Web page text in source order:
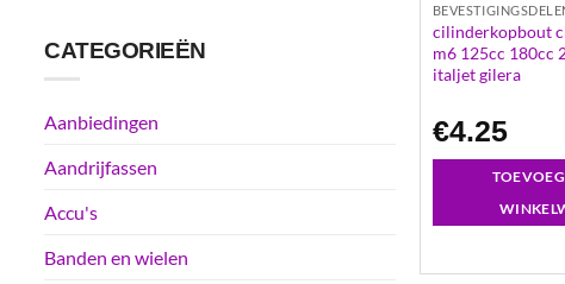
CATEGORIEËN
Aanbiedingen
Aandrijfassen
Accu's
Banden en wielen
cilinderkopbout
m6 125cc 180cc
italjet gilera
€4.25